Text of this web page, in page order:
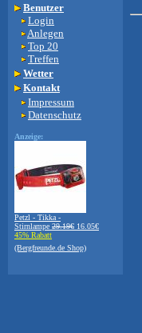
Benutzer
Login
Anlegen
Top 20
Treffen
Wetter
Kontakt
Impressum
Datenschutz
Anzeige:
Petzl - Tikka -
Stirnlampe 29.19€ 16.05€
45% Rabatt
(Bergfreunde.de Shop)